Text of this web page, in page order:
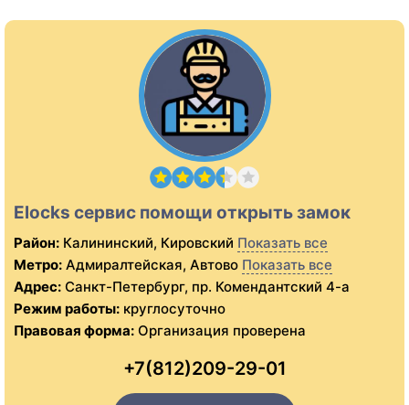
Elocks сервис помощи открыть замок
Район: Калининский, Кировский Показать все
Метро: Адмиралтейская, Автово Показать все
Адрес: Санкт-Петербург, пр. Комендантский 4-а
Режим работы: круглосуточно
Правовая форма: Организация проверена
+7(812)209-29-01